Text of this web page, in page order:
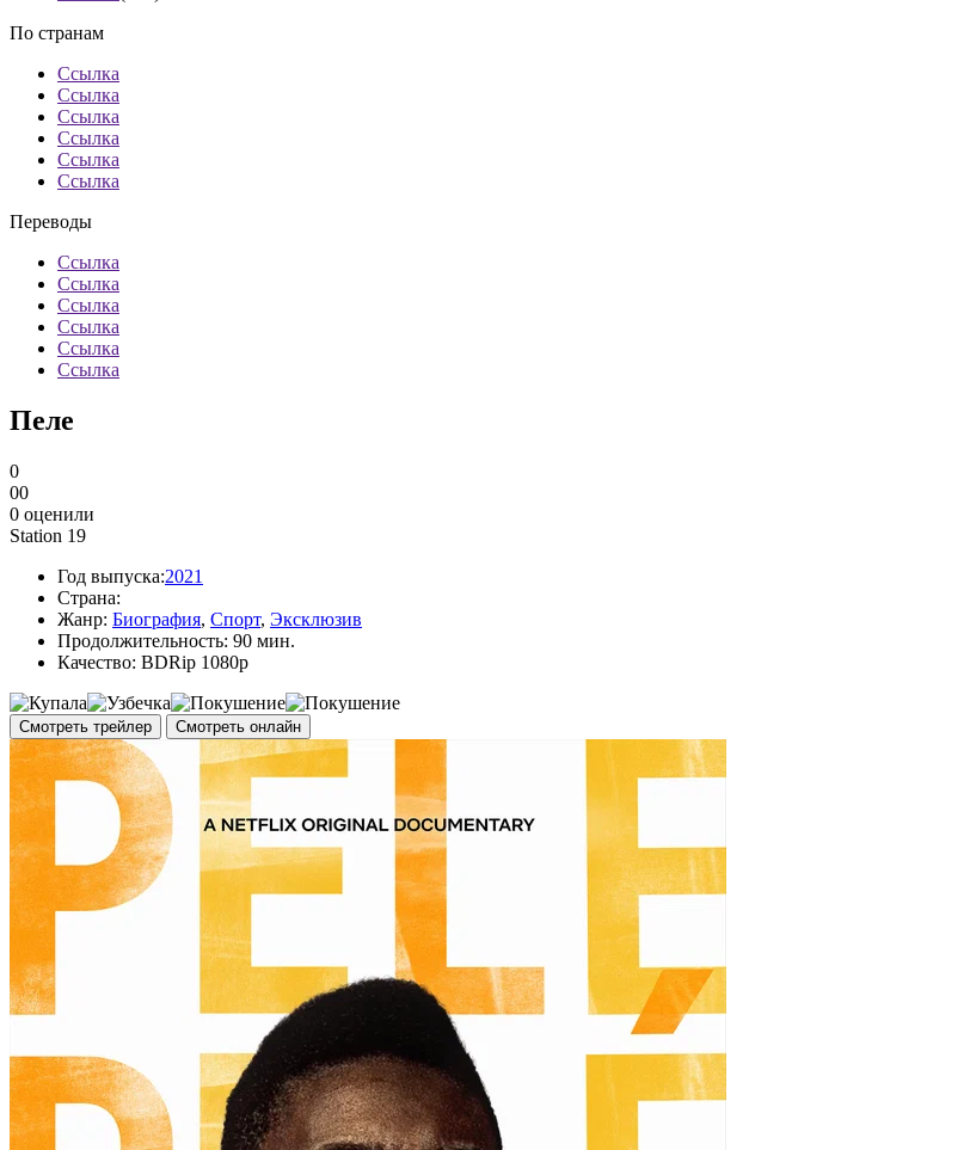
По странам
Ссылка
Ссылка
Ссылка
Ссылка
Ссылка
Ссылка
Переводы
Ссылка
Ссылка
Ссылка
Ссылка
Ссылка
Ссылка
Пеле
0
00
0 оценили
Station 19
Год выпуска:2021
Страна:
Жанр: Биография, Спорт, Эксклюзив
Продолжительность: 90 мин.
Качество: BDRip 1080p
Смотреть трейлер Смотреть онлайн